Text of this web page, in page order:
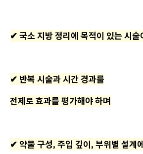
✔ 국소 지방 정리에 목적이 있는 시술
✔ 반복 시술과 시간 경과를
전제로 효과를 평가해야 하며
✔ 약물 구성, 주입 깊이, 부위별 설계